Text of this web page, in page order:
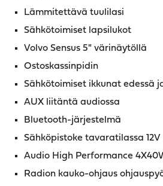
Lämmitettävä tuulilasi
Sähkötoimiset lapsilukot
Volvo Sensus 5" värinäytöllä
Ostoskassinpidin
Sähkötoimiset ikkunat edessä
AUX liitäntä audiossa
Bluetooth-järjestelmä
Sähköpistoke tavaratilassa 12V
Audio High Performance
Radion kauko-ohjaus